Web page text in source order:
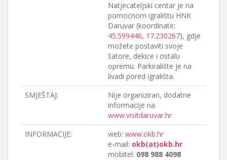
Natjecateljski centar je na
pomoćnom igralištu HNK
Daruvar (koordinate:
45.599446, 17.230267), gdje
možete postaviti svoje
šatore, dekice i ostalu
opremu. Parkiralište je na
livadi pored igrališta.
SMJEŠTAJ:
Nije organiziran, dodatne
informacije na
www.visitdaruvar.hr
INFORMACIJE:
web: www.okb.hr
e-mail: okb(at)okb.hr
mobitel: 098 988 4098